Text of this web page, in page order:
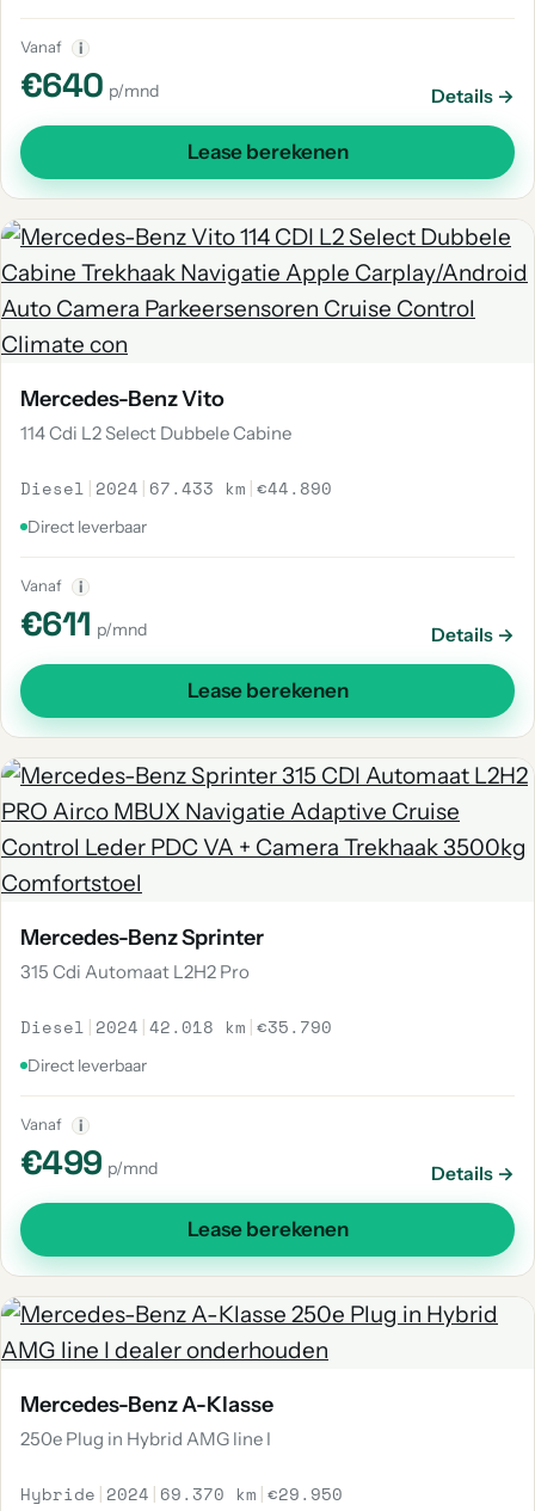
Vanaf i
€640 p/mnd Details →
Lease berekenen
Mercedes-Benz Vito
114 Cdi L2 Select Dubbele Cabine
Diesel | 2024 | 67.433 km |€44.890
Direct leverbaar
Vanaf i
€611 p/mnd Details →
Lease berekenen
Mercedes-Benz Sprinter
315 Cdi Automaat L2H2 Pro
Diesel | 2024 |42.018 km |€35.790
Direct leverbaar
Vanaf i
€499 p/mnd Details →
Lease berekenen
Mercedes-Benz A-Klasse
250e Plug in Hybrid AMG line I
Hybride | 2024 | 69.370 km |€29.950